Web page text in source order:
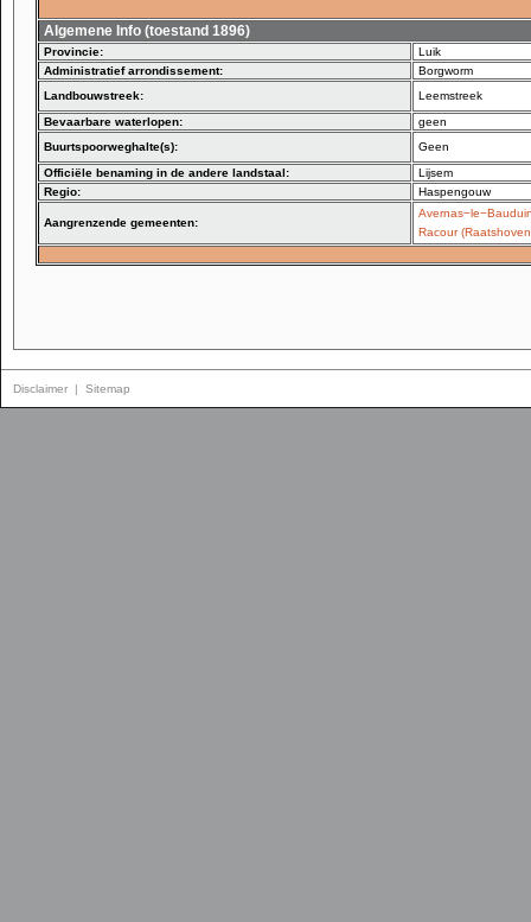
Algemene Info (toestand 1896)
Provincie:
Luik
Administratief arrondissement:
Borgworm
Landbouwstreek:
Leemstreek
Bevaarbare waterlopen:
geen
Buurtspoorweghalte(s):
Geen
Officiële benaming in de andere landstaal:
Lijsem
Regio:
Haspengouw
Aangrenzende gemeenten:
Racour
Disclaimer | Sitemap